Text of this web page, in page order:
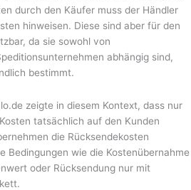
durch den Käufer muss der Händler
hinweisen. Diese sind aber für den
da sie sowohl von
abhängig sind,
bestimmt.
zeigte in diesem Kontext, dass nur
tatsächlich auf den Kunden
die Rücksendekosten
Bedingungen wie die Kostenübernahme
oder Rücksendung nur mit